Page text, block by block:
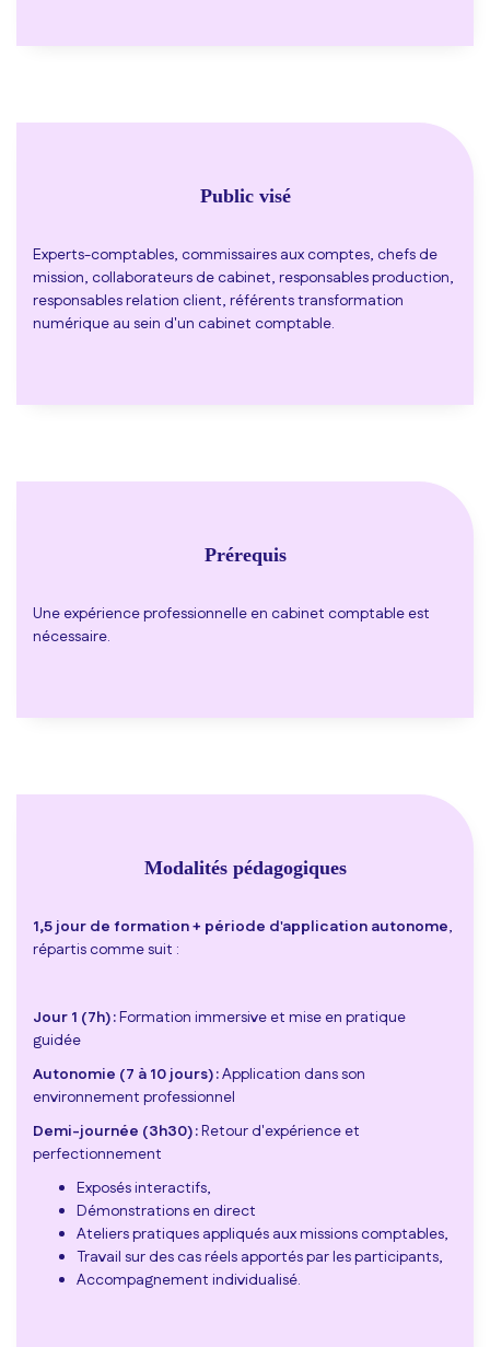
Public visé
Experts-comptables, commissaires aux comptes, chefs de
mission, collaborateurs de cabinet, responsables production,
responsables relation client, référents transformation
numérique au sein d'un cabinet comptable.
Prérequis
Une expérience professionnelle en cabinet comptable est
nécessaire.
Modalités pédagogiques
1,5 jour de formation + période d'application autonome,
répartis comme suit :
Jour 1 (7h) : Formation immersive et mise en pratique
guidée
Autonomie (7 à 10 jours) :Application dans son
environnement professionnel
Demi-journée (3h30) : Retour d'expérience et
perfectionnement
Exposés interactifs,
Démonstrations en direct
Ateliers pratiques appliqués aux missions comptables,
Travail sur des cas réels apportés par les participants,
Accompagnement individualisé.